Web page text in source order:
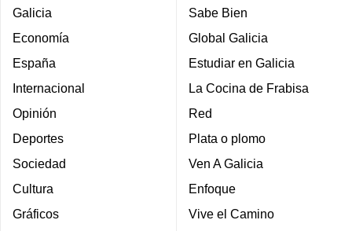
Galicia
Economía
España
Internacional
Opinión
Deportes
Sociedad
Cultura
Gráficos
Sabe Bien
Global Galicia
Estudiar en Galicia
La Cocina de Frabisa
Red
Plata o plomo
Ven A Galicia
Enfoque
Vive el Camino